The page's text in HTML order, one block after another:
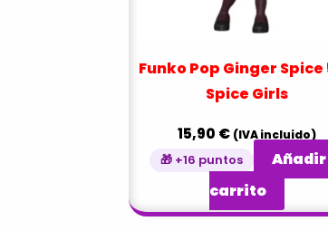
Funko Pop Ginger Spice
Spice Girls
15,90 € (IVA incluido)
🎁 +16 puntos
carrito